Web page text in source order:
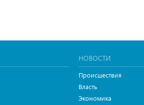
НОВОСТИ
Происшествия
Власть
Экономика